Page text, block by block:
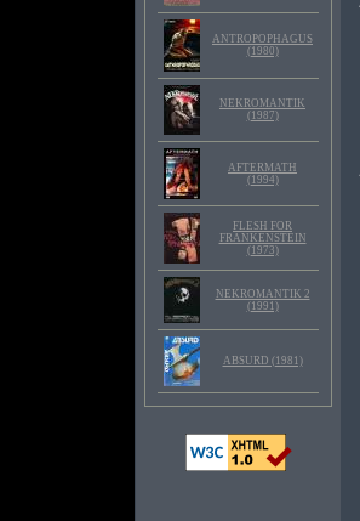
ANTROPOPHAGUS
(1980)
NEKROMANTIK
(1987)
AFTERMATH
(1994)
FLESH FOR
FRANKENSTEIN
(1973)
NEKROMANTIK 2
(1991)
ABSURD (1981)